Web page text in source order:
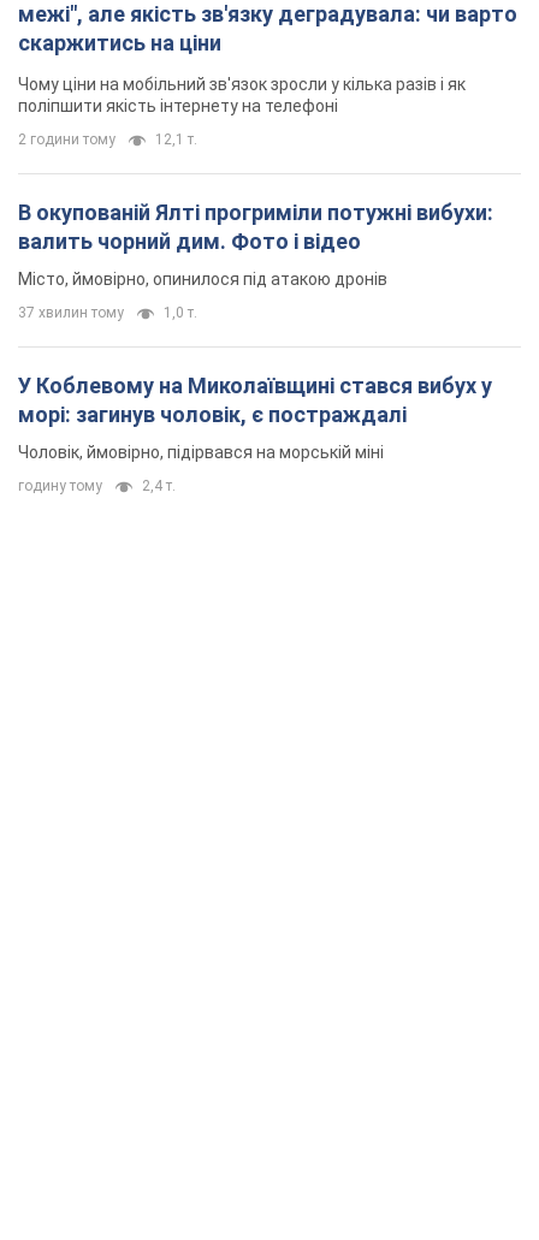
межі", але якість зв'язку деградувала: чи варто
скаржитись на ціни
Чому ціни на мобільний зв'язок зросли у кілька разів і як
поліпшити якість інтернету на телефоні
2 години тому 12,1 т.
В окупованій Ялті прогриміли потужні вибухи:
валить чорний дим. Фото і відео
Місто, ймовірно, опинилося під атакою дронів
37 хвилин тому 1,0 т.
У Коблевому на Миколаївщині стався вибух у
морі: загинув чоловік, є постраждалі
Чоловік, ймовірно, підірвався на морській міні
годину тому 2,4 т.